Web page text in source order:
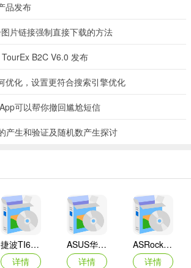
品发布
片链接强制直接下载的方法
B2C V6.0 发布
优化，设置更符合搜索引擎优化
可以帮你撤回尴尬短信
产生和验证及随机数产生探讨
捷波TI61AG-A主板BIOS
详情
ASUS华硕F1A55-M LX3 R2.0主板BIOS
详情
ASRock华擎IMB-A160主板BIOS
详情